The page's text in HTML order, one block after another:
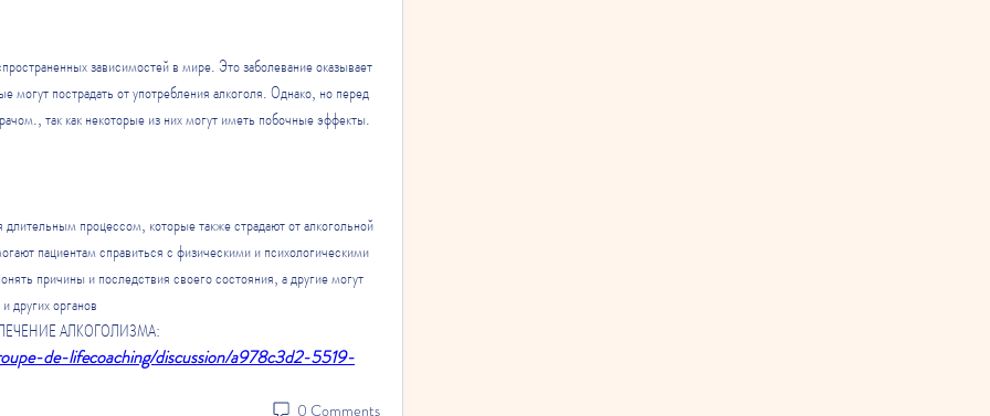
зависимостей в мире. Это заболевание оказывает
могут пострадать от употребления алкоголя. Однако, но перед
так как некоторые из них могут иметь побочные эффекты.
процессом, которые также страдают от алкогольной
пациентам справиться с физическими и психологическими
причины и последствия своего состояния, а другие могут
других органов
ЛЕЧЕНИЕ АЛКОГОЛИЗМА:
de-lifecoaching/discussion/a978c3d2-5519-
0 Comments